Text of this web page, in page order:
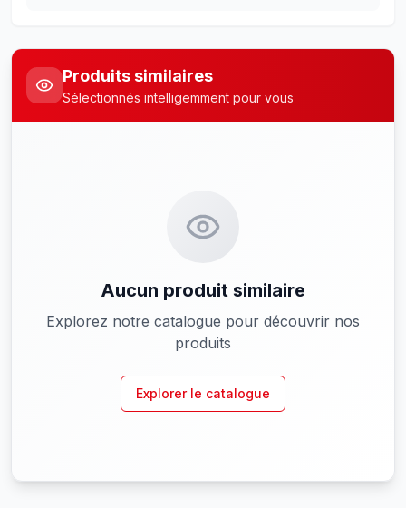
Produits similaires
Sélectionnés intelligemment pour vous
Aucun produit similaire
Explorez notre catalogue pour découvrir nos
produits
Explorer le catalogue